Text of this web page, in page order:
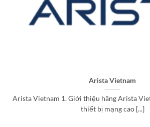
Arista Vietnam
Arista Vietnam 1. Giới thiệu hãng Arista
thiết bị mạng cao [...]